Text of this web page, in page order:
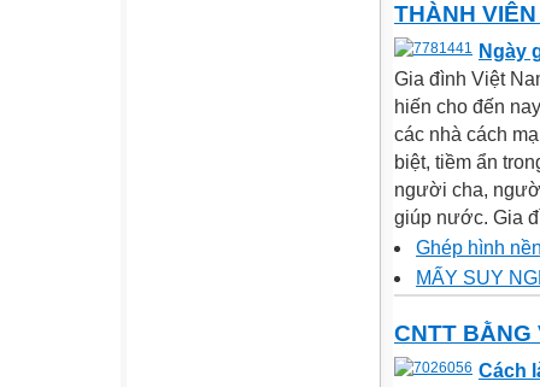
THÀNH
Ngày
Gia đình Việt
hiến cho đến
các nhà cách
biệt, tiềm ẩn
người cha,
giúp nước. Gia
Ghép hình
MẤY SUY
CNTT BẰNG
Cách